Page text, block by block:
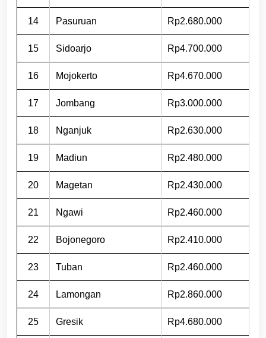
14 Pasuruan Rp2.680.000
15 Sidoarjo Rp4.700.000
16 Mojokerto Rp4.670.000
17 Jombang Rp3.000.000
18 Nganjuk Rp2.630.000
19 Madiun Rp2.480.000
20 Magetan Rp2.430.000
21 Ngawi Rp2.460.000
22 Bojonegoro Rp2.410.000
23 Tuban Rp2.460.000
24 Lamongan Rp2.860.000
25 Gresik Rp4.680.000